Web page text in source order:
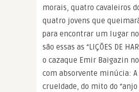
morais, quatro cavaleiros
quatro jovens que
para encontrar um lugar
são essas as “LIÇÕES DE
o cazaque Emir Baigazin
com absorvente minúcia: A
crueldade, do mito do “anjo